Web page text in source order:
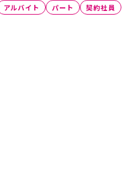
アルバイト パート 契約社員